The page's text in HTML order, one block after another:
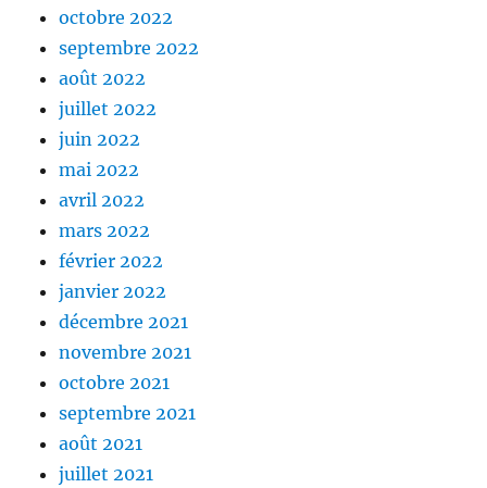
octobre 2022
septembre 2022
août 2022
juillet 2022
juin 2022
mai 2022
avril 2022
mars 2022
février 2022
janvier 2022
décembre 2021
novembre 2021
octobre 2021
septembre 2021
août 2021
juillet 2021